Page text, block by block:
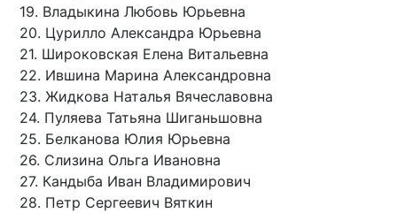
19. Владыкина Любовь Юрьевна
20. Цурилло Александра Юрьевна
21. Широковская Елена Витальевна
22. Ившина Марина Александровна
23. Жидкова Наталья Вячеславовна
24. Пуляева Татьяна Шиганьшовна
25. Белканова Юлия Юрьевна
26. Слизина Ольга Ивановна
27. Кандыба Иван Владимирович
28. Петр Сергеевич Вяткин